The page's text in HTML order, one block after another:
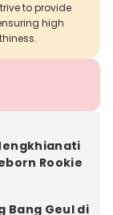
to provide
high
Rookie
Bang Geul di